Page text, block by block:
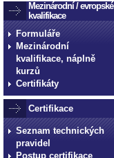
Mezinárodní / evropské
kvalifikace
Formuláře
Mezinárodní
kvalifikace, náplně
kurzů
Certifikáty
Certifikace
Seznam technických
pravidel
Postup certifikace